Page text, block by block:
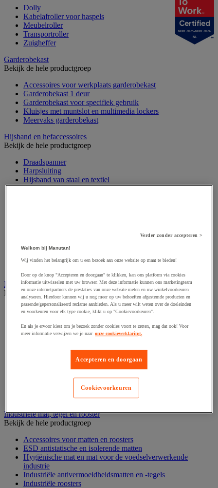
Dolly
Kabelafroller voor haspels
Meubelroller
Transportroller
Zuigheffer
Garderobekast
Bekijk de hele productgroep
Accessoires voor werkplaats garderobekast
Garderobekast 1 deur
Garderobekast voor specifiek gebruik
Kluisjes met muntslot en multimedia lockers
Meervaks garderobekast
Hijsband en hefaccessoires
Bekijk de hele productgroep
Draadspanner
Harpsluiting
Hijsband van staal en textiel
Hijshaak
Spanband
Stalen ketting
Industriële en magazijnstellingen
Bekijk de hele productgroep
Doorschuifstelling en doorrolstelling
Entresol voor magazijn
Lichte stelling
Rek voor haspels en spoelen
Stelling voor detail- en groothandel
Stellingen voor de automobielindustrie
Industriële mat, tegel en rooster
Bekijk de hele productgroep
Accessoires voor matten en roosters
ESD antistatische en isolerende matten
Hygiënische mat en mat voor de voedselverwerkende
industrie
Industriële antivermoeidheidsmatten en -tegels
Industriële roosters
NOV 2025-NOV 2026
NL
Verder zonder accepteren >
Welkom bij Manutan!
Wij vinden het belangrijk om u een bezoek aan onze website op maat te bieden!
Door op de knop "Accepteren en doorgaan" te klikken, kan ons platform via cookies
informatie uitwisselen met uw browser. Met deze informatie kunnen ons marketingteam
en onze internetpartners de prestaties van onze website meten en uw winkelvoorkeuren
analyseren. Hierdoor kunnen wij u nog meer op uw behoeften afgestemde producten en
passende/gepersonaliseerd reclame aanbieden. Als u meer wilt weten over de doeleinden
en voorkeuren voor elk type cookie, klikt u op "Cookievoorkeuren".
En als je ervoor kiest om je bezoek zonder cookies voort te zetten, mag dat ook! Voor
meer informatie verwijzen we je naar onze cookieverklaring.
Accepteren en doorgaan
Cookievoorkeuren